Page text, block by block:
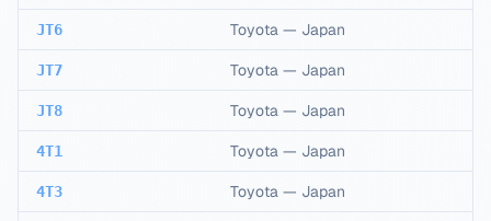
JT6 Toyota — Japan
JT7 Toyota — Japan
JT8 Toyota — Japan
4T1 Toyota — Japan
4T3 Toyota — Japan